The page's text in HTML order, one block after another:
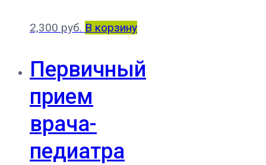
2,300 руб. В корзину
Первичный
прием
врача-
педиатра